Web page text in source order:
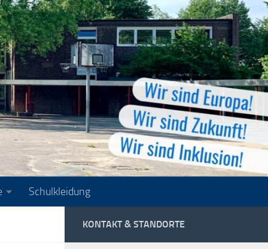
Schulkleidung
KONTAKT & STANDORTE